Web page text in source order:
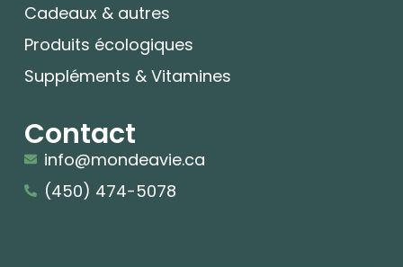
Cadeaux & autres
Produits écologiques
Suppléments & Vitamines
Contact
info@mondeavie.ca
(450) 474-5078